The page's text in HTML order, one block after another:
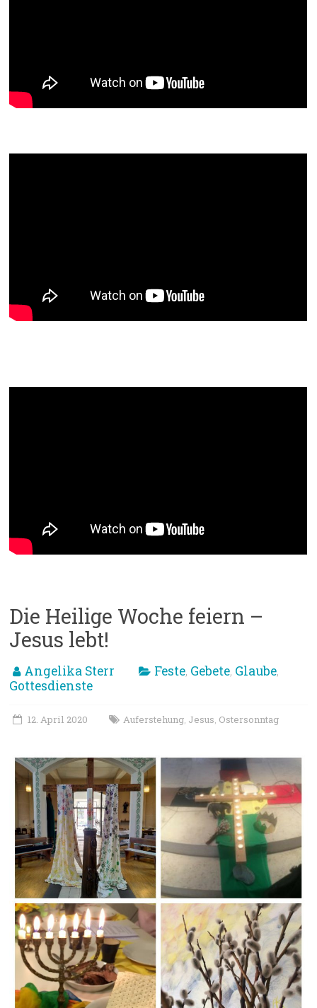
Die Heilige Woche feiern –
Jesus lebt!
Angelika Sterr Feste, Gebete, Glaube,
Gottesdienste
12. April 2020 Auferstehung, Jesus, Ostersonntag